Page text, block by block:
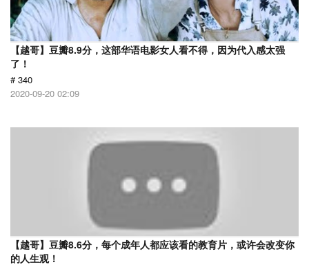
【越哥】豆瓣8.9分，这部华语电影女人看不得，因为代入感太强
了！
# 340
2020-09-20 02:09
【越哥】豆瓣8.6分，每个成年人都应该看的教育片，或许会改变你
的人生观！